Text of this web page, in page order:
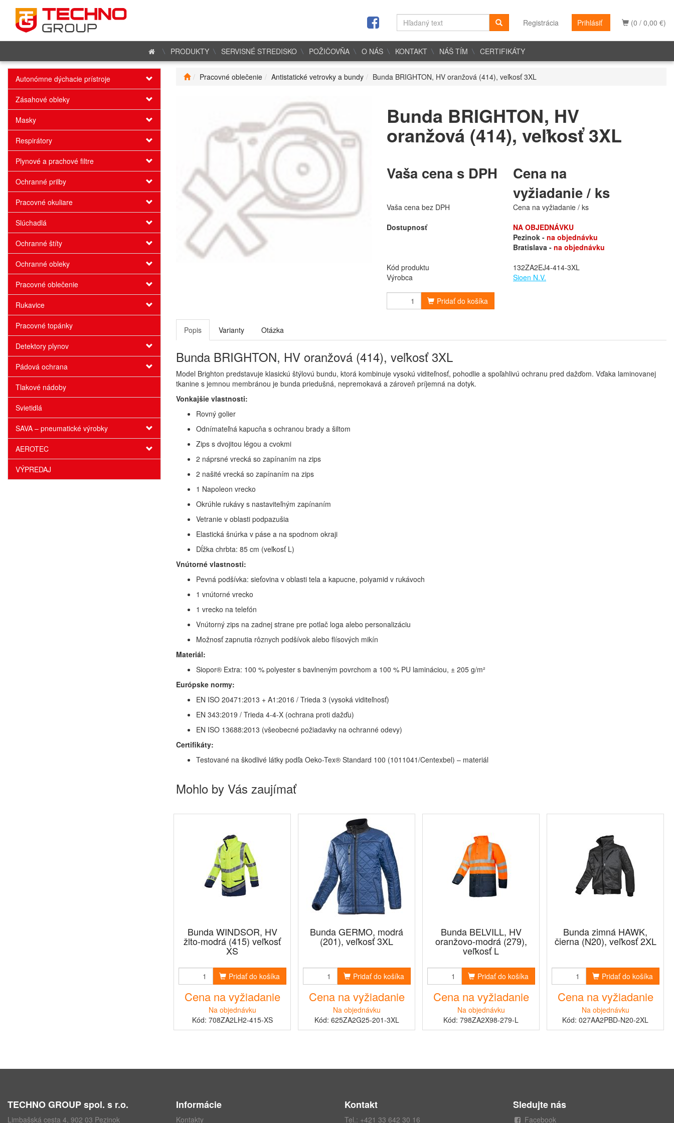
(0 / 0,00 €)
Registrácia Prihlásiť
PRODUKTY SERVISNÉ STREDISKO POŽIČOVŇA O NÁS KONTAKT NÁŠ TÍM CERTIFIKÁTY
Autonómne dýchacie prístroje
Zásahové obleky
Masky
Respirátory
Plynové a prachové filtre
Ochranné prilby
Pracovné okuliare
Slúchadlá
Ochranné štíty
Ochranné obleky
Pracovné oblečenie
Rukavice
Pracovné topánky
Detektory plynov
Pádová ochrana
Tlakové nádoby
Svietidlá
SAVA – pneumatické výrobky
AEROTEC
VÝPREDAJ
Pracovné oblečenie Antistatické vetrovky a bundy Bunda BRIGHTON, HV oranžová (414), veľkosť 3XL
Bunda BRIGHTON, HV
oranžová (414), veľkosť 3XL
Vaša cena s DPH
Cena na
vyžiadanie / ks
Vaša cena bez DPH
Cena na vyžiadanie / ks
Dostupnosť
NA OBJEDNÁVKU
Pezinok - na objednávku
Bratislava - na objednávku
Kód produktu
132ZA2EJ4-414-3XL
Výrobca
Sioen N.V.
Pridať do košíka
Popis Varianty Otázka
Bunda BRIGHTON, HV oranžová (414), veľkosť 3XL
Model Brighton predstavuje klasickú štýlovú bundu, ktorá kombinuje vysokú viditeľnosť, pohodlie a spoľahlivú ochranu pred dažďom. Vďaka laminovanej
tkanine s jemnou membránou je bunda priedušná, nepremokavá a zároveň príjemná na dotyk.
Vonkajšie vlastnosti:
Rovný golier
Odnímateľná kapucňa s ochranou brady a šiltom
Zips s dvojitou légou a cvokmi
2 náprsné vrecká so zapínaním na zips
2 našité vrecká so zapínaním na zips
1 Napoleon vrecko
Okrúhle rukávy s nastaviteľným zapínaním
Vetranie v oblasti podpazušia
Elastická šnúrka v páse a na spodnom okraji
Dĺžka chrbta: 85 cm (veľkosť L)
Vnútorné vlastnosti:
Pevná podšívka: sieťovina v oblasti tela a kapucne, polyamid v rukávoch
1 vnútorné vrecko
1 vrecko na telefón
Vnútorný zips na zadnej strane pre potlač loga alebo personalizáciu
Možnosť zapnutia rôznych podšívok alebo flísových mikín
Materiál:
Siopor® Extra: 100 % polyester s bavlneným povrchom a 100 % PU lamináciou, ± 205 g/m²
Európske normy:
EN ISO 20471:2013 + A1:2016 / Trieda 3 (vysoká viditeľnosť)
EN 343:2019 / Trieda 4-4-X (ochrana proti dažďu)
EN ISO 13688:2013 (všeobecné požiadavky na ochranné odevy)
Certifikáty:
Testované na škodlivé látky podľa Oeko-Tex® Standard 100 (1011041/Centexbel) – materiál
Mohlo by Vás zaujímať
Bunda WINDSOR, HV
žlto-modrá (415) veľkosť
XS
Pridať do košíka
Cena na vyžiadanie
Na objednávku
Kód: 708ZA2LH2-415-XS
Bunda GERMO, modrá
(201), veľkosť 3XL
Pridať do košíka
Cena na vyžiadanie
Na objednávku
Kód: 625ZA2G25-201-3XL
Bunda BELVILL, HV
oranžovo-modrá (279),
veľkosť L
Pridať do košíka
Cena na vyžiadanie
Na objednávku
Kód: 798ZA2X98-279-L
Bunda zimná HAWK,
čierna (N20), veľkosť 2XL
Pridať do košíka
Cena na vyžiadanie
Na objednávku
Kód: 027AA2PBD-N20-2XL
TECHNO GROUP spol. s r.o.
Limbašská cesta 4, 902 03 Pezinok
Informácie
Kontakty
Kontakt
Tel.: +421 33 642 30 16
Sledujte nás
Facebook